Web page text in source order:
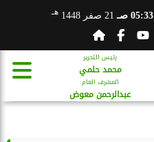
05:33 صـ 21 صفر 1448 هـ
رئيس التحرير
محمد حلمي
المشرف العام
عبدالرحمن معوض